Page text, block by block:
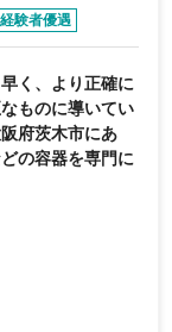
経験者優遇
く、より正確に
ものに導いてい
府茨木市にあ
の容器を専門に